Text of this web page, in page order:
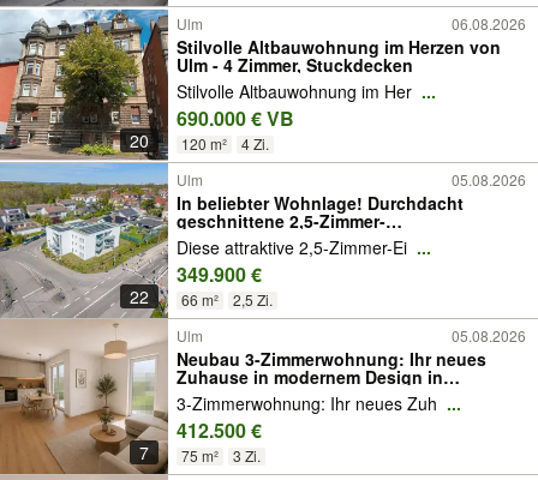
20
Ulm 06.08.2026
Stilvolle Altbauwohnung im Herzen von
Ulm - 4 Zimmer, Stuckdecken
Stilvolle Altbauwohnung im Her ...
690.000 € VB
120 m² 4 Zi.
22
Ulm 05.08.2026
In beliebter Wohnlage! Durchdacht
geschnittene 2,5-Zimmer-
Eigentumswohnung
Diese attraktive 2,5-Zimmer-Ei ...
349.900 €
66 m² 2,5 Zi.
7
Ulm 05.08.2026
Neubau 3-Zimmerwohnung: Ihr neues
Zuhause in modernem Design in
Einsingen
3-Zimmerwohnung: Ihr neues Zuh ...
412.500 €
75 m² 3 Zi.